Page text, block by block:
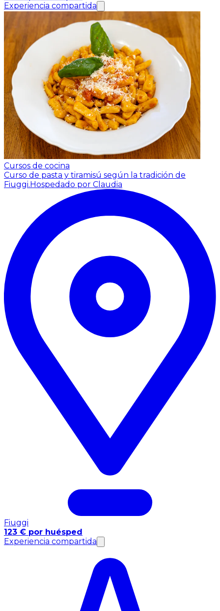
Experiencia compartida
Cursos de cocina
Curso de pasta y tiramisú según la tradición de
Fiuggi.Hospedado por Claudia
Fiuggi
123 € por huésped
Experiencia compartida